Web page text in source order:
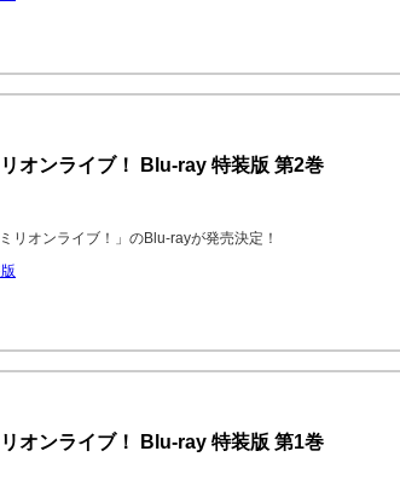
オンライブ！ Blu-ray 特装版 第2巻
リオンライブ！」のBlu-rayが発売決定！
オンライブ！ Blu-ray 特装版 第1巻